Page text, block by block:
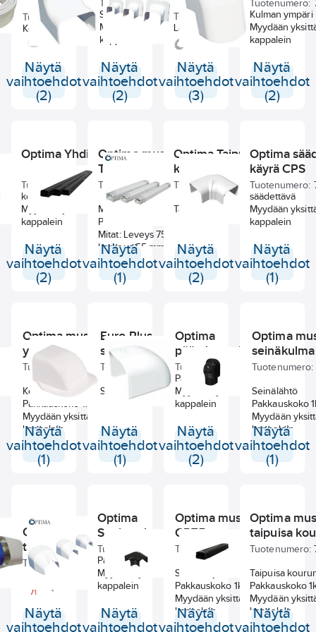
Tuotenumero: 767002158
Kondessiveden poistoon
Näytä
vaihtoehdot
(2)
Tuotenumero: 767002211
Seinästä ulos
Myydään yksittäin
kappalein
Näytä
vaihtoehdot
(2)
Tuotenumero:
767002209
Läpivienti peitelevy
Myydään yksittäin
kappalein
Näytä
vaihtoehdot
(3)
Tuotenumero:
Kulman ympäri
Myydään
kappalein
Näytä
vaihtoehdot
(2)
Optima Yhdistäjä MG
Tuotenumero:
767002204
kourun yhdistäjä
Myydään yksittäin
kappalein
Näytä
vaihtoehdot
(2)
Optima musta kouru
T75-OPT
Tuotenumero: 767002310
Muovikouru musta T-75
Pakkauskoko 1 kpl/14 kpl
Mitat: Leveys 75 mm
korkeus 55 mm
Myydään myös yksittäin
kappalein
Näytä
vaihtoehdot
(1)
Optima Taipuisa
kouru MF
Tuotenumero: 767002208
Taipuisa kourun osa
Näytä
vaihtoehdot
(2)
Optima
käyrä CPS
Tuotenumero:
säädettävä
Myydään
kappalein
Näytä
vaihtoehdot
(1)
Optima musta
yhdistäjä MG75
Tuotenumero: 767002318
Kourun yhdistäjä
Pakkauskoko 1kpl/5kpl
Myydään yksittäin
kappalein
Näytä
vaihtoehdot
(1)
Euro-Plus
seinäkappale
Tuotenumero: 68010040
Seinäkappale
Näytä
vaihtoehdot
(1)
Optima
päätykappale TC
Tuotenumero:
767002212
Päätykappale
Myydään yksittäin
kappalein
Näytä
vaihtoehdot
(2)
Optima
Tuotenumero:
Seinälähtö
Pakkauskoko
Myydään
kappalein
Näytä
vaihtoehdot
(1)
Optima kourun
tarvikkeet
Tuotenumero: 767002186
Optima kourun kiinnike ja
Näytä
vaihtoehdot
Optima
Supistuskappale TS
Tuotenumero:
767002206
Päätysupistus
Myydään yksittäin
kappalein
Näytä
vaihtoehdot
Optima musta käyrä
CP75
Tuotenumero: 767002313
Seinänmyöntäinen käyrä
Pakkauskoko 1kpl/5kpl
Myydään yksittäin
kappalein
Näytä
vaihtoehdot
Optima
taipuisa
Tuotenumero:
Taipuisa
Pakkauskoko
Myydään
kappalein
Näytä
vaihtoehdot